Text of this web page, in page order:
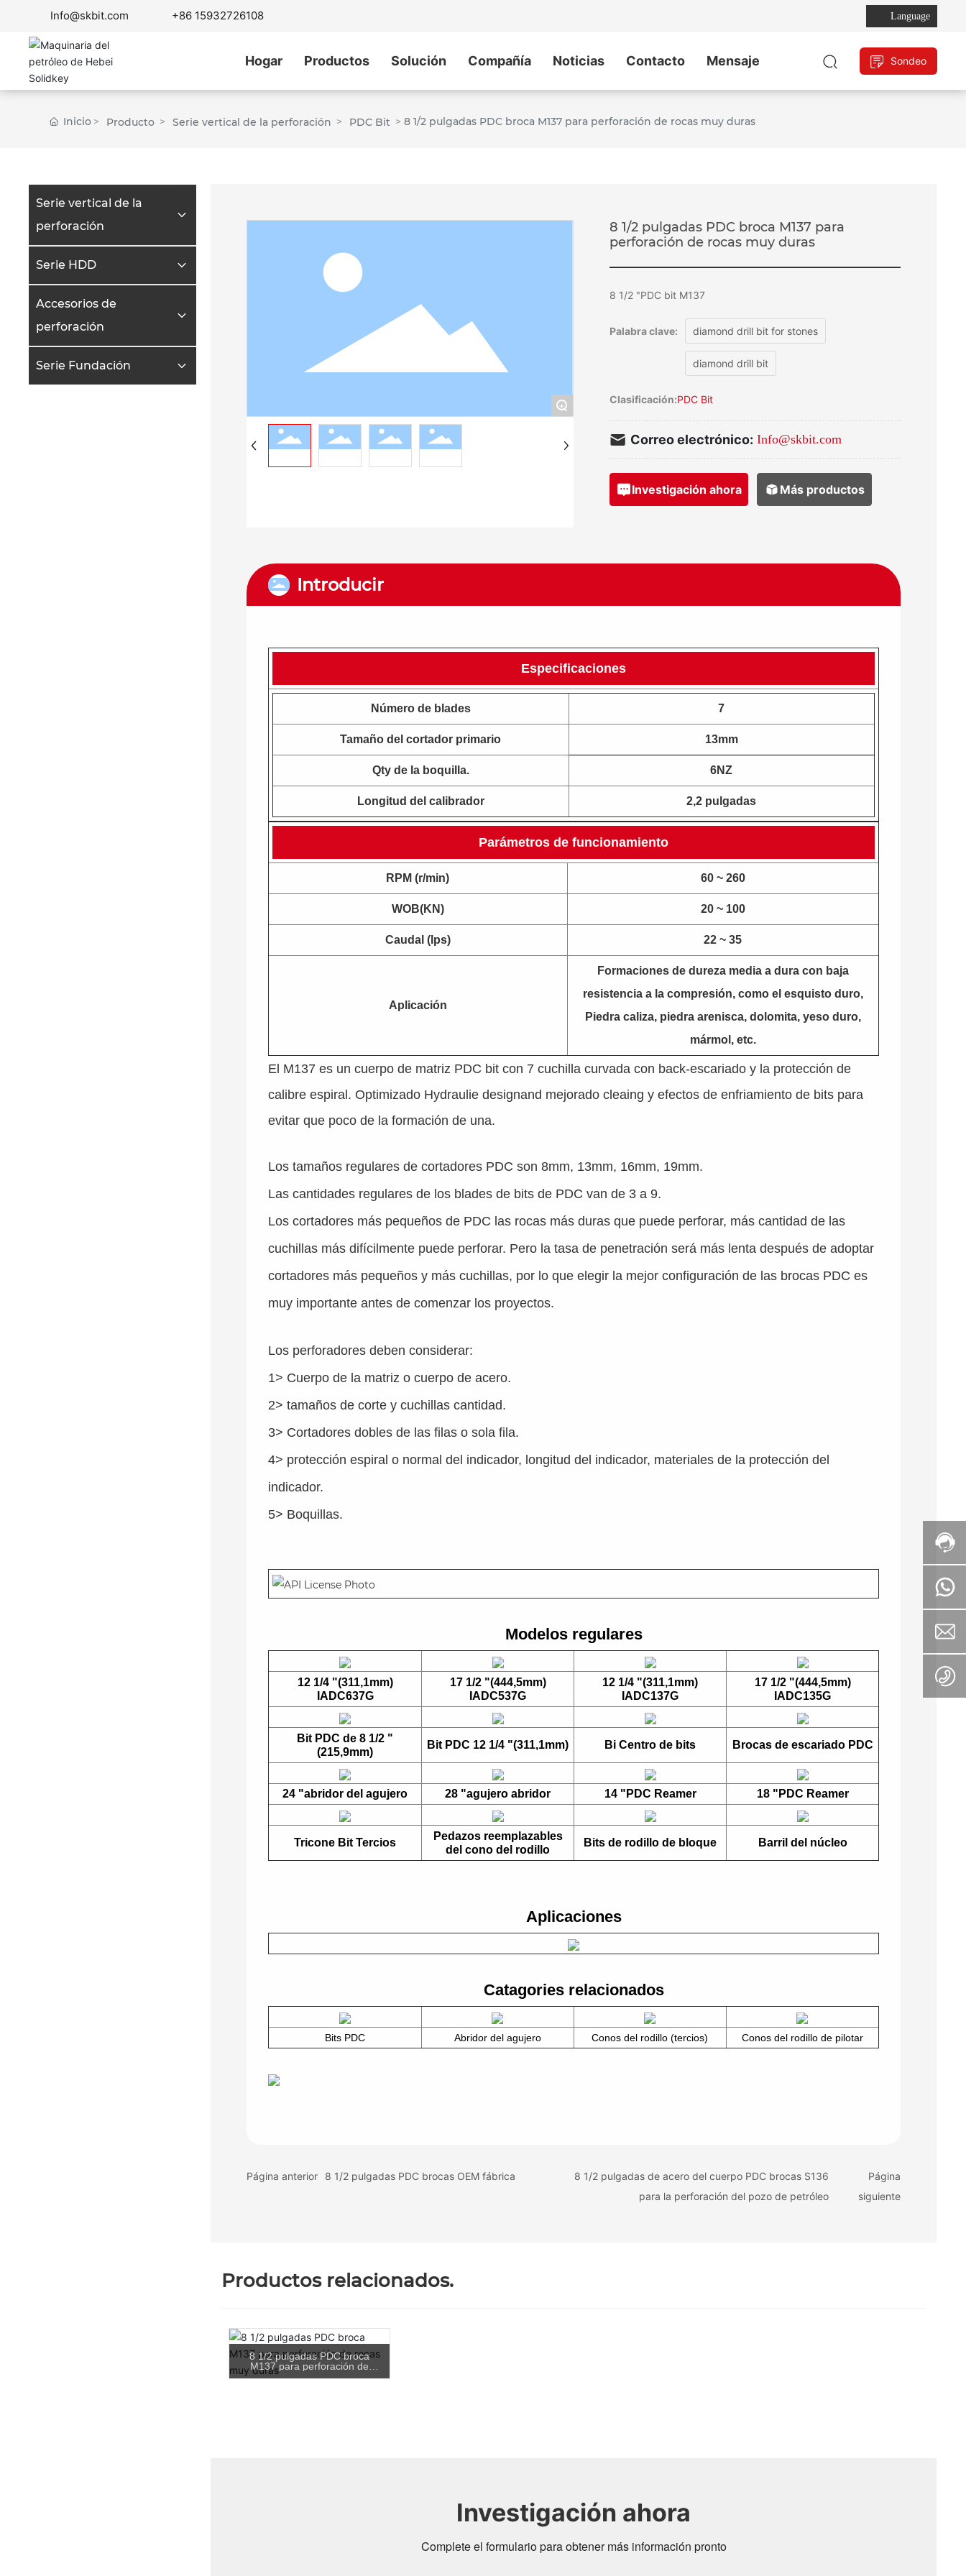
Info@skbit.com +86 15932726108 Language
Hogar Productos Solución Compañía Noticias Contacto Mensaje Sondeo
Inicio Producto Serie vertical de la perforación
Inicio Producto Serie vertical de la perforación PDC Bit 8 1/2 pulgadas PDC broca M137 para perforación de rocas muy duras
Serie vertical de la
perforación
Serie HDD
Accesorios de
perforación
Serie Fundación
+
8 1/2 pulgadas PDC broca M137 para
perforación de rocas muy duras
8 1/2 "PDC bit M137
Palabra clave: diamond drill bit for stones
diamond drill bit
Clasificación:PDC Bit
Correo electrónico: Info@skbit.com
Investigación ahora Más productos
Introducir
Especificaciones
Número de blades 7
Tamaño del cortador primario 13mm
Qty de la boquilla. 6NZ
Longitud del calibrador 2,2 pulgadas
Parámetros de funcionamiento
RPM (r/min) 60 ~ 260
WOB(KN) 20 ~ 100
Caudal (lps) 22 ~ 35
Aplicación
Formaciones de dureza media a dura con baja
resistencia a la compresión, como el esquisto duro,
Piedra caliza, piedra arenisca, dolomita, yeso duro,
mármol, etc.
El M137 es un cuerpo de matriz PDC bit con 7 cuchilla curvada con back-escariado y la protección de
calibre espiral. Optimizado Hydraulie designand mejorado cleaing y efectos de enfriamiento de bits para
evitar que poco de la formación de una.
Los tamaños regulares de cortadores PDC son 8mm, 13mm, 16mm, 19mm.
Las cantidades regulares de los blades de bits de PDC van de 3 a 9.
Los cortadores más pequeños de PDC las rocas más duras que puede perforar, más cantidad de las
cuchillas más difícilmente puede perforar. Pero la tasa de penetración será más lenta después de adoptar
cortadores más pequeños y más cuchillas, por lo que elegir la mejor configuración de las brocas PDC es
muy importante antes de comenzar los proyectos.
Los perforadores deben considerar:
1> Cuerpo de la matriz o cuerpo de acero.
2> tamaños de corte y cuchillas cantidad.
3> Cortadores dobles de las filas o sola fila.
4> protección espiral o normal del indicador, longitud del indicador, materiales de la protección del
indicador.
5> Boquillas.
Modelos regulares
12 1/4 "(311,1mm)
IADC637G
17 1/2 "(444,5mm)
IADC537G
12 1/4 "(311,1mm)
IADC137G
17 1/2 "(444,5mm)
IADC135G
Bit PDC de 8 1/2 "
(215,9mm)
Bit PDC 12 1/4 "(311,1mm) Bi Centro de bits Brocas de escariado PDC
24 "abridor del agujero 28 "agujero abridor 14 "PDC Reamer 18 "PDC Reamer
Tricone Bit Tercios
Pedazos reemplazables
del cono del rodillo
Bits de rodillo de bloque Barril del núcleo
Aplicaciones
Catagories relacionados
Bits PDC Abridor del agujero Conos del rodillo (tercios) Conos del rodillo de pilotar
Página anterior 8 1/2 pulgadas PDC brocas OEM fábrica
8 1/2 pulgadas de acero del cuerpo PDC brocas S136
para la perforación del pozo de petróleo
Página
siguiente
Productos relacionados.
8 1/2 pulgadas PDC broca
M137 para perforación de
rocas muy duras
Investigación ahora
Complete el formulario para obtener más información pronto